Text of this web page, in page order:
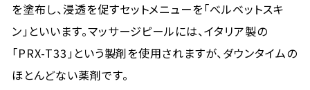
を塗布し、浸透を促すセットメニューを「べルベットスキ
ン」といいます。マッサージピールには、イタリア製の
「PRX-T33」という製剤を使用されますが、ダウンタイムの
ほとんどない薬剤です。